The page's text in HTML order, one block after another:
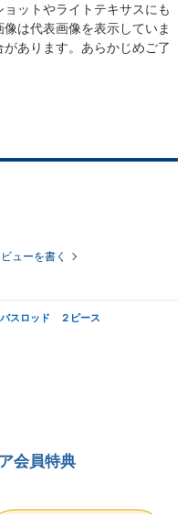
ットやライトテキサスにも
は代表画像を表示していま
あります。あらかじめご了
ューを書く
スロッド ２ピース
会員特典